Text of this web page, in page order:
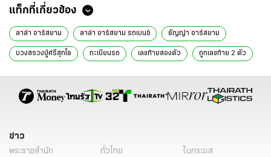
แท็กที่เกี่ยวข้อง
ลาล่า อาร์สยาม ลาล่า อาร์สยาม รถเบนซ์ ธัญญ่า อาร์สยาม
บวงสรวงปู่ศรีสุทโธ ทะเบียนรถ เลขท้ายสองตัว ถูกเลขท้าย 2 ตัว
ข่าว
พระราชสำนัก ทั่วไทย
ในกระแส